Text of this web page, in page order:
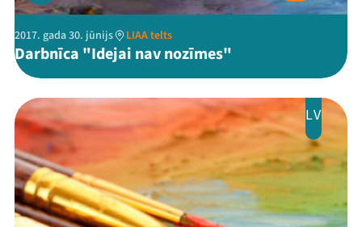
2017. gada 30. jūnijs LIAA telts
Darbnīca "Idejai nav nozīmes"
LV